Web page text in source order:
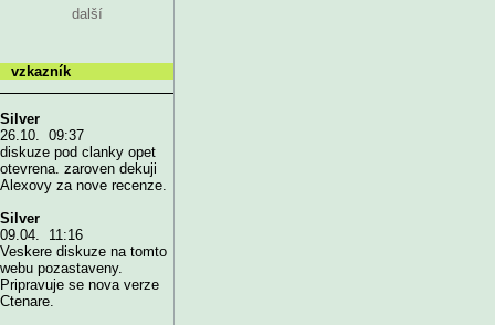
další
vzkazník
Silver
26.10. 09:37
diskuze pod clanky opet
otevrena. zaroven dekuji
Alexovy za nove recenze.
Silver
09.04. 11:16
Veskere diskuze na tomto
webu pozastaveny.
Pripravuje se nova verze
Ctenare.